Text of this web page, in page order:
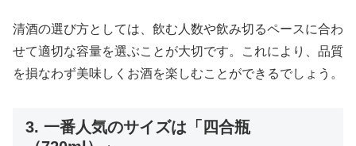
清酒の選び方としては、飲む人数や飲み切るペースに合わ
せて適切な容量を選ぶことが大切です。これにより、品質
を損なわず美味しくお酒を楽しむことができるでしょう。
3. 一番人気のサイズは「四合瓶